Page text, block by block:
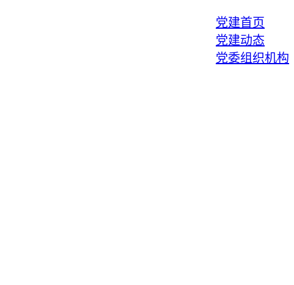
党建首页
党建动态
党委组织机构